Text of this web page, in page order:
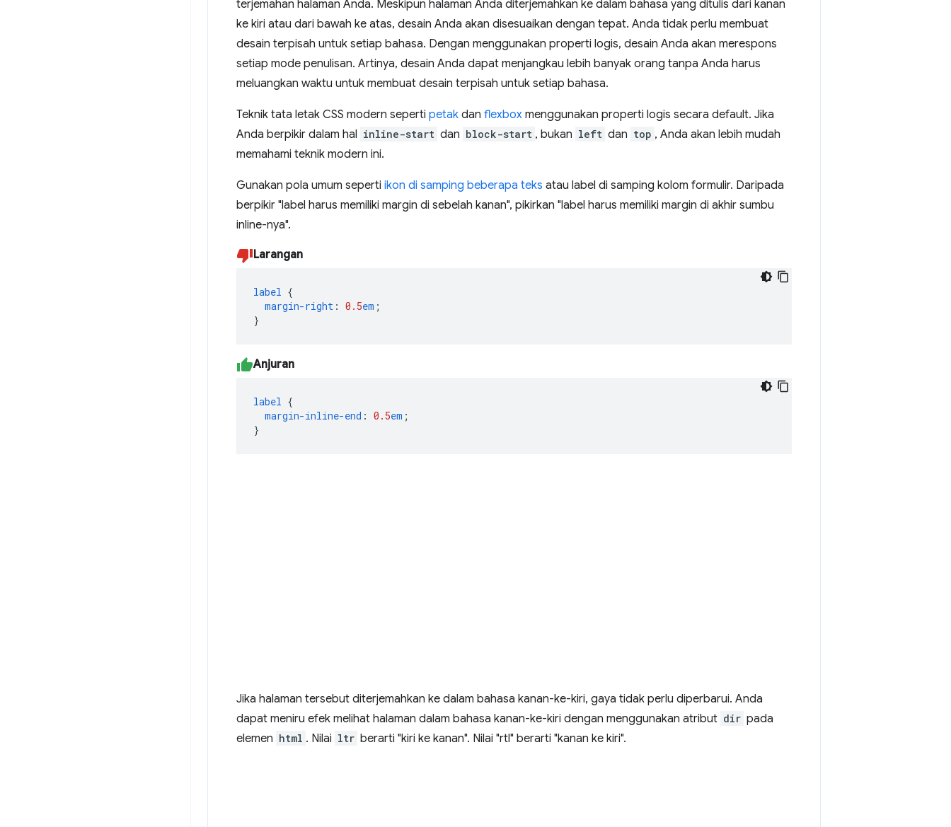
terjemahan halaman Anda. Meskipun halaman Anda diterjemahkan ke dalam bahasa yang ditulis dari kanan
ke kiri atau dari bawah ke atas, desain Anda akan disesuaikan dengan tepat. Anda tidak perlu membuat
desain terpisah untuk setiap bahasa. Dengan menggunakan properti logis, desain Anda akan merespons
setiap mode penulisan. Artinya, desain Anda dapat menjangkau lebih banyak orang tanpa Anda harus
meluangkan waktu untuk membuat desain terpisah untuk setiap bahasa.
Teknik tata letak CSS modern seperti petak dan flexbox menggunakan properti logis secara default. Jika
Anda berpikir dalam hal inline-start dan block-start , bukan left dan top , Anda akan lebih mudah
memahami teknik modern ini.
Gunakan pola umum seperti ikon di samping beberapa teks atau label di samping kolom formulir. Daripada
berpikir "label harus memiliki margin di sebelah kanan", pikirkan "label harus memiliki margin di akhir sumbu
inline-nya".
Larangan
label {
margin-right : 0.5em ;
}
Anjuran
label {
margin-inline-end : 0.5em ;
}
Jika halaman tersebut diterjemahkan ke dalam bahasa kanan-ke-kiri, gaya tidak perlu diperbarui. Anda
dapat meniru efek melihat halaman dalam bahasa kanan-ke-kiri dengan menggunakan atribut dir pada
elemen html . Nilai ltr berarti "kiri ke kanan". Nilai "rtl" berarti "kanan ke kiri".